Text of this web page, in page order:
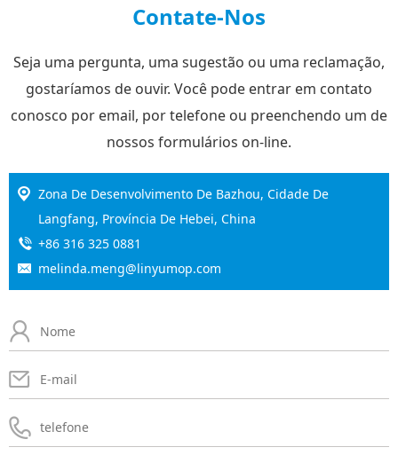
Contate-Nos
Seja uma pergunta, uma sugestão ou uma reclamação,
gostaríamos de ouvir. Você pode entrar em contato
conosco por email, por telefone ou preenchendo um de
nossos formulários on-line.
Zona De Desenvolvimento De Bazhou, Cidade De
Langfang, Província De Hebei, China
+86 316 325 0881
melinda.meng@linyumop.com